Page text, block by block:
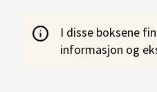
I disse boksene
informasjon og